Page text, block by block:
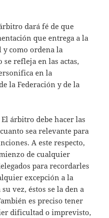
dará fé de que
que entrega a la
y como ordena la
refleja en las actas,
en la
la Federación y de la
El árbitro debe hacer las
sea relevante para
A este respecto,
de cualquier
para recordarles
excepción a la
vez, éstos se la den a
es preciso tener
dificultad o imprevisto,